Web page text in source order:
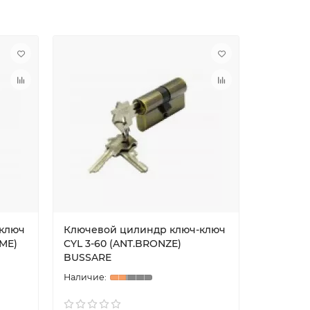
Ключевой цилиндр ключ-ключ
CYL 3-60 (ANT.BRONZE)
BUSSARE